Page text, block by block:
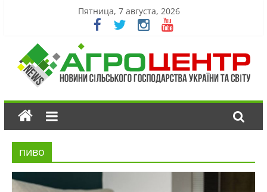
Пятница, 7 августа, 2026
пиво